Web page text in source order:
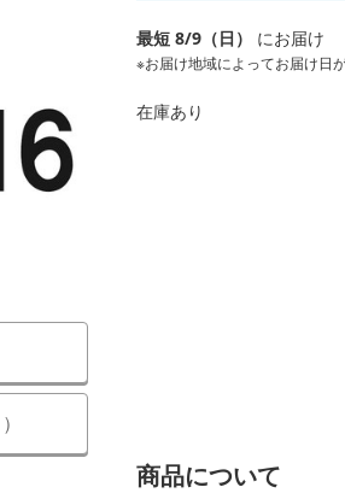
）
最短 8/9（日） にお届け
※お届け地域によってお届け日
在庫あり
商品について